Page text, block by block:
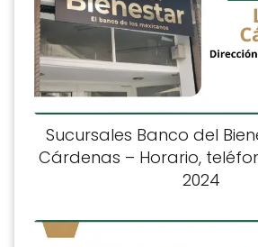
Sucursales Banco del
Cárdenas – Horario,
2024